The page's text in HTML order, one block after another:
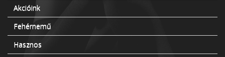
Akcióink
Fehérnemű
Hasznos